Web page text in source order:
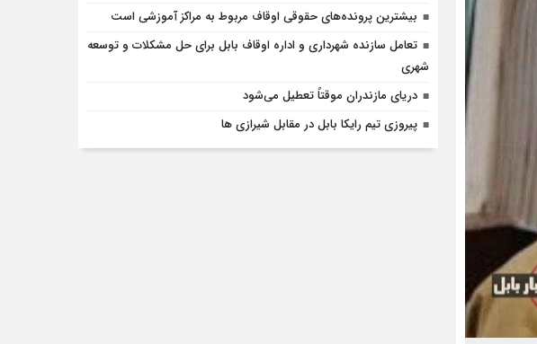
بیشترین پرونده‌های حقوقی اوقاف مربوط به مراکز آموزشی است
تعامل سازنده شهرداری و اداره اوقاف بابل برای حل مشکلات و توسعه
شهری
دریای مازندران موقتاً تعطیل می‌شود
پیروزی تیم رایکا بابل در مقابل شیرازی ها